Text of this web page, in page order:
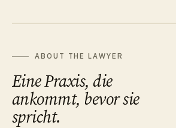
ABOUT THE LAWYER
Eine Praxis, die
ankommt, bevor sie
spricht.